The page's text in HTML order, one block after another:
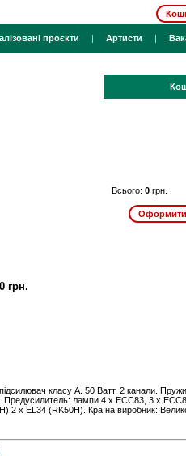
проєкти | Артисти |
Всього: 0 грн.
грн.
класу А. 50 Ватт. 2 канали.
Предусилитель: лампи 4 x ECC83, 3 x
2 x EL34 (RK50H). Країна виробник: